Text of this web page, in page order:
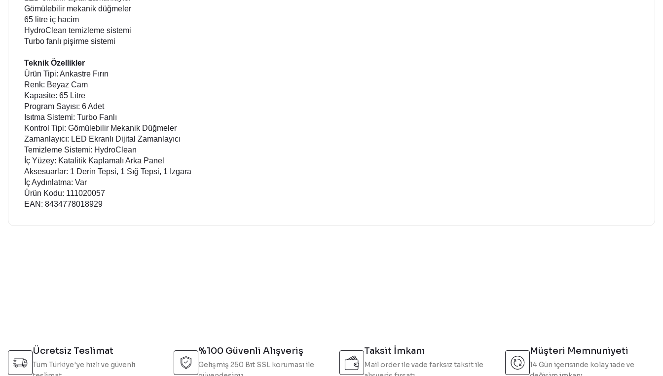
Gömülebilir mekanik düğmeler
65 litre iç hacim
HydroClean temizleme sistemi
Turbo fanlı pişirme sistemi
Teknik Özellikler
Ürün Tipi: Ankastre Fırın
Renk: Beyaz Cam
Kapasite: 65 Litre
Program Sayısı: 6 Adet
Isıtma Sistemi: Turbo Fanlı
Kontrol Tipi: Gömülebilir Mekanik Düğmeler
Zamanlayıcı: LED Ekranlı Dijital Zamanlayıcı
Temizleme Sistemi: HydroClean
İç Yüzey: Katalitik Kaplamalı Arka Panel
Aksesuarlar: 1 Derin Tepsi, 1 Sığ Tepsi, 1 Izgara
İç Aydınlatma: Var
Ürün Kodu: 111020057
EAN: 8434778018929
Bu ürüne benzer farklı alternatifler olmalı.
Ücretsiz Teslimat
Tüm Türkiye'ye hızlı ve güvenli
%100 Güvenli Alışveriş
Gelişmiş 250 Bit SSL koruması ile
Taksit İmkanı
Mail order ile vade farksız taksit ile
Müşteri Memnuniyeti
14 Gün içerisinde kolay iade ve